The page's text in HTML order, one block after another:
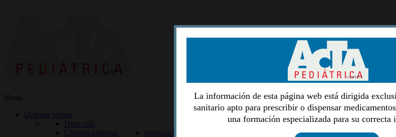
Menu
Quiénes somos
Dirección
Consejo editorial
Información lectores
La información de esta página web está dirigida
sanitario apto para prescribir o dispensar
una formación especializada para su correcta